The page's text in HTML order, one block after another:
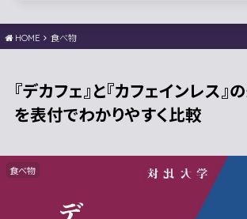
HOME 食べ物
『デカフェ』と『カフェインレス』
を表付でわかりやすく比較
食べ物